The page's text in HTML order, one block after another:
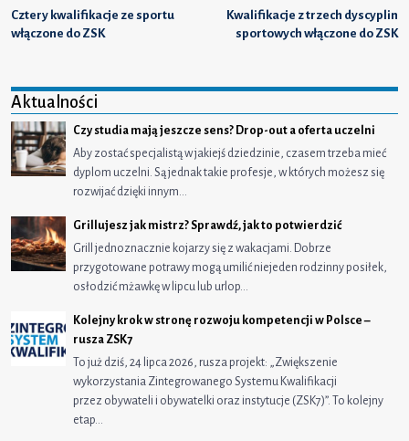
Cztery kwalifikacje ze sportu
włączone do ZSK
Kwalifikacje z trzech dyscyplin
sportowych włączone do ZSK
Aktualności
Czy studia mają jeszcze sens? Drop-out a oferta uczelni
Aby zostać specjalistą w jakiejś dziedzinie, czasem trzeba mieć
dyplom uczelni. Są jednak takie profesje, w których możesz się
rozwijać dzięki innym…
Grillujesz jak mistrz? Sprawdź, jak to potwierdzić
Grill jednoznacznie kojarzy się z wakacjami. Dobrze
przygotowane potrawy mogą umilić niejeden rodzinny posiłek,
osłodzić mżawkę w lipcu lub urlop…
Kolejny krok w stronę rozwoju kompetencji w Polsce –
rusza ZSK7
To już dziś, 24 lipca 2026, rusza projekt: „Zwiększenie
wykorzystania Zintegrowanego Systemu Kwalifikacji
przez obywateli i obywatelki oraz instytucje (ZSK7)”. To kolejny
etap…